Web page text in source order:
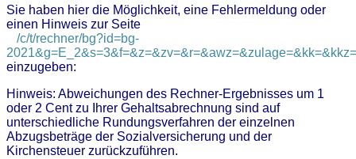
Sie haben hier die Möglichkeit, eine Fehlermeldung oder
einen Hinweis zur Seite
/c/t/rechner/bg?id=bg-
einzugeben:
Hinweis: Abweichungen des Rechner-Ergebnisses um 1
oder 2 Cent zu Ihrer Gehaltsabrechnung sind auf
unterschiedliche Rundungsverfahren der einzelnen
Abzugsbeträge der Sozialversicherung und der
Kirchensteuer zurückzuführen.